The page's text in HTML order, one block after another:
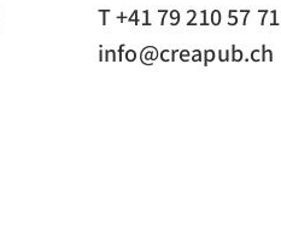
T +41 79 210 57 71
info@creapub.ch